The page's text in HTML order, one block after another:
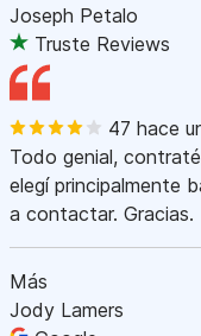
Joseph Petalo
Truste Reviews
47 hace
Todo genial,
elegí principalmente
a contactar. Gracias.
Más
Jody Lamers